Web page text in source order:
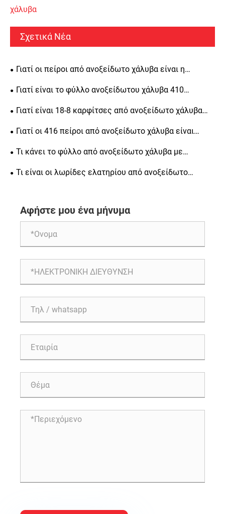
χάλυβα
Σχετικά Νέα
Γιατί οι πείροι από ανοξείδωτο χάλυβα είναι η
καλύτερη επιλογή για ευθυγράμμιση ακριβείας, δομική
Γιατί είναι το φύλλο ανοξείδωτου χάλυβα 410
κορυφαία επιλογή για βιομηχανικές εφαρμογές
Γιατί είναι 18-8 καρφίτσες από ανοξείδωτο χάλυβα
απαραίτητες για μηχανική ακριβείας
Γιατί οι 416 πείροι από ανοξείδωτο χάλυβα είναι
απαραίτητοι για μηχανική ακριβείας
Τι κάνει το φύλλο από ανοξείδωτο χάλυβα με
φωτεινό φινίρισμα μια δημοφιλή επιλογή για την
Τι είναι οι λωρίδες ελατηρίου από ανοξείδωτο
Αφήστε μου ένα μήνυμα